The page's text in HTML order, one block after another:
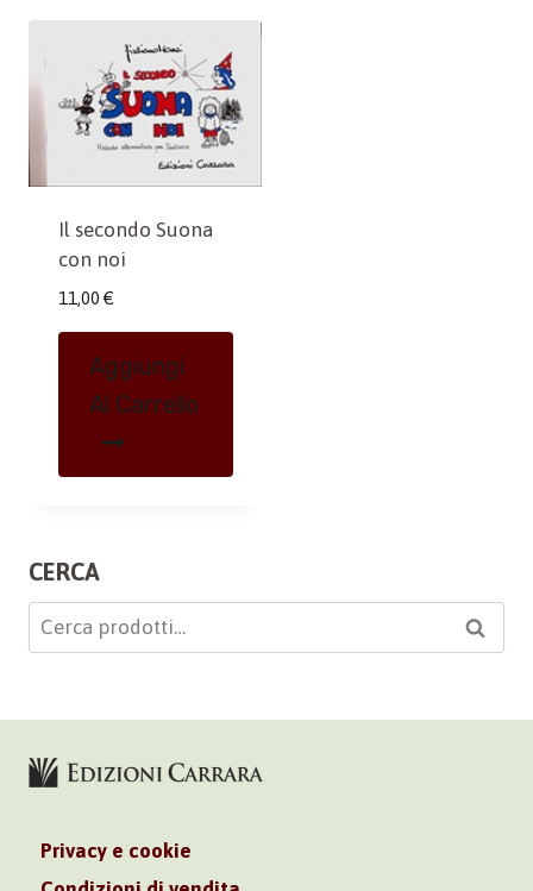
Il secondo Suona
con noi
11,00 €
Aggiungi
Al Carrello
CERCA
Cerca: Cerca
Privacy e cookie